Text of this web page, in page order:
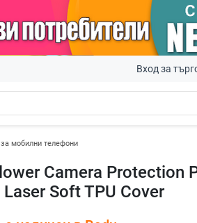
Вход за
мобилни телефони
Camera Protection
Soft TPU Cover